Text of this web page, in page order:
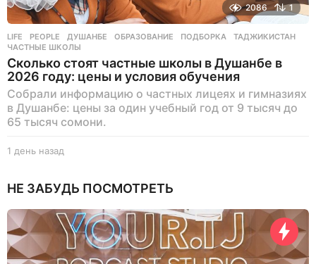
2086 1
LIFE ,PEOPLE ДУШАНБЕ ,ОБРАЗОВАНИЕ ,ПОДБОРКА ,ТАДЖИКИСТАН
ЧАСТНЫЕ ШКОЛЫ
Сколько стоят частные школы в Душанбе в
2026 году: цены и условия обучения
Собрали информацию о частных лицеях и гимназиях
в Душанбе: цены за один учебный год от 9 тысяч до
65 тысяч сомони.
1 день назад
н
н
а
з
а
НЕ ЗАБУДЬ ПОСМОТРЕТЬ